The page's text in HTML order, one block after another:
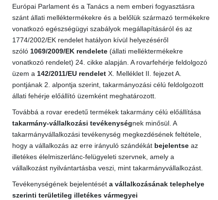
Európai Parlament és a Tanács a nem emberi fogyasztásra
szánt állati melléktermékekre és a belőlük származó termékekre
vonatkozó egészségügyi szabályok megállapításáról és az
1774/2002/EK rendelet hatályon kívül helyezéséről
szóló 1069/2009/EK rendelete (állati melléktermékekre
vonatkozó rendelet) 24. cikke alapján. A rovarfehérje feldolgozó
üzem a 142/2011/EU rendelet X. Melléklet II. fejezet A.
pontjának 2. alpontja szerint, takarmányozási célú feldolgozott
állati fehérje előállító üzemként meghatározott.
Továbbá a rovar eredetű termékek takarmány célú előállítása
takarmány-vállalkozási tevékenységnek minősül. A
takarmányvállalkozási tevékenység megkezdésének feltétele,
hogy a vállalkozás az erre irányuló szándékát bejelentse az
illetékes élelmiszerlánc-felügyeleti szervnek, amely a
vállalkozást nyilvántartásba veszi, mint takarmányvállalkozást.
Tevékenységének bejelentését a vállalkozásának telephelye
szerinti területileg illetékes vármegyei